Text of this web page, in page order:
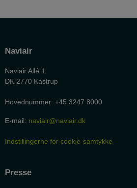
Naviair
Naviair Allé 1
DK 2770 Kastrup
Hovednummer: +45 3247 8000
E-mail: naviair@naviair.dk
Indstillingerne for cookie-samtykke
Presse